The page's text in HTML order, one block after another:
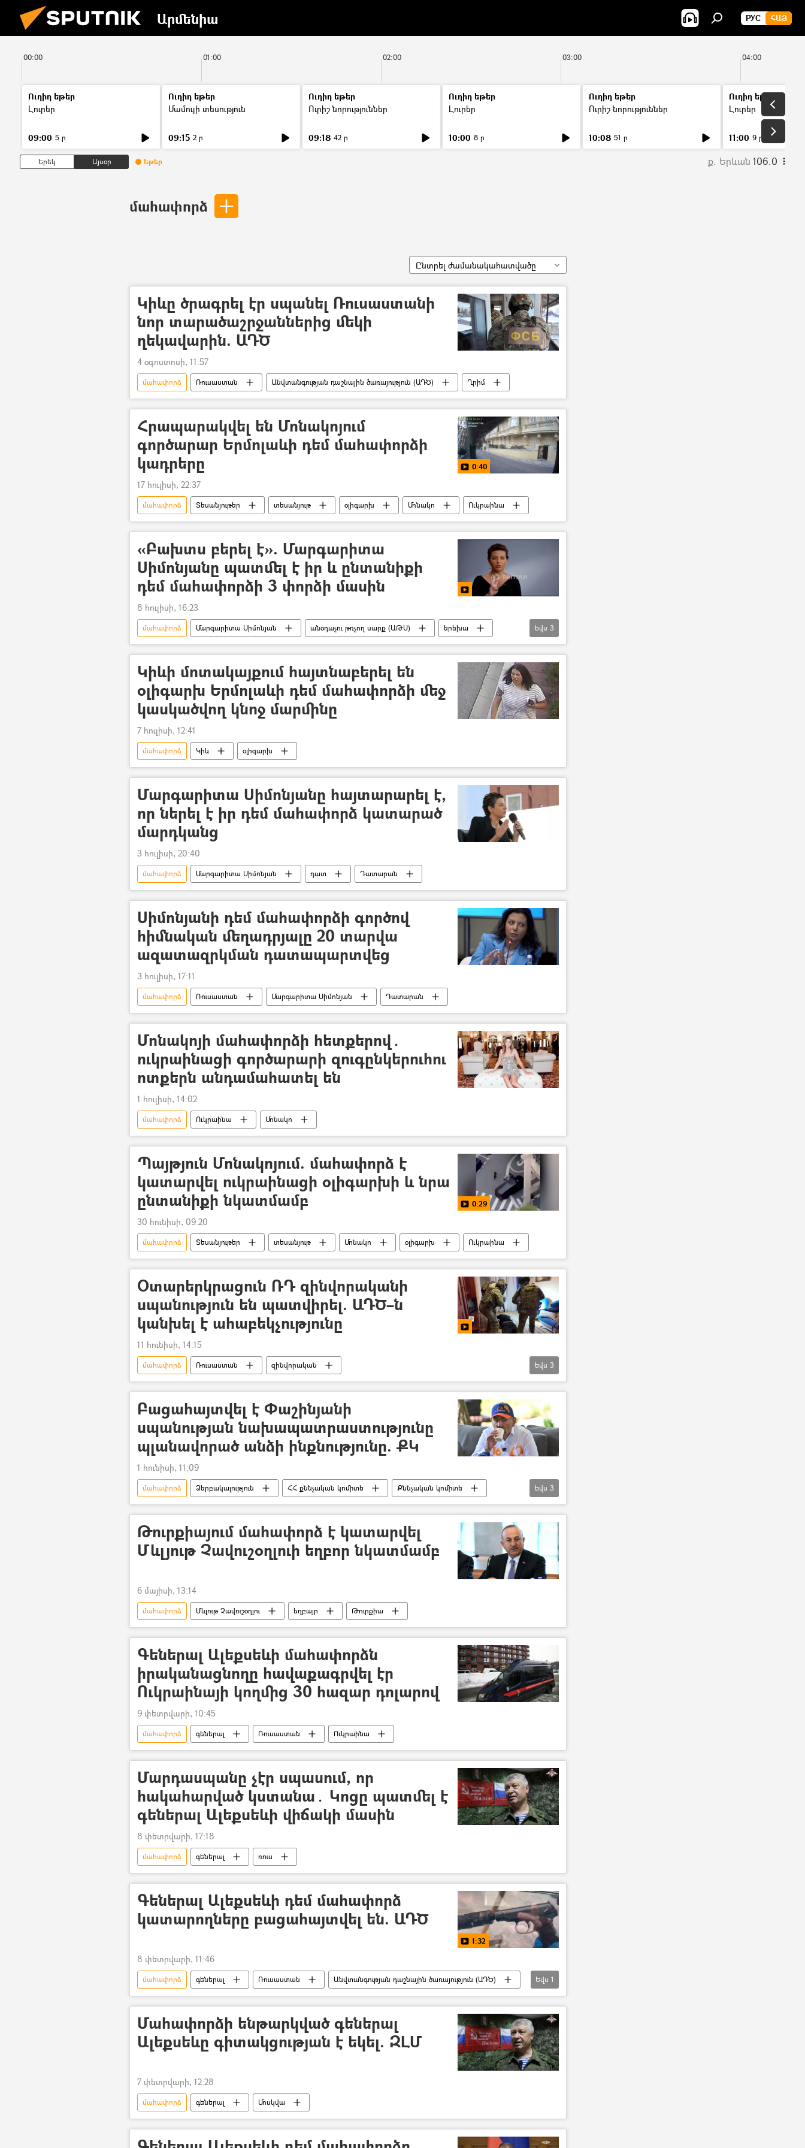
Արմենիա РУС ՀԱՅ
00:00 01:00 02:00 03:00 04:00
Ուղիղ եթեր
Լուրեր
09:00 5 ր
Ուղիղ եթեր
Մամուլի տեսություն
09:15 2 ր
Ուղիղ եթեր
Ուրիշ նորություններ
09:18 42 ր
Ուղիղ եթեր
Լուրեր
10:00 8 ր
Ուղիղ եթեր
Ուրիշ նորություններ
10:08 51 ր
Ուղիղ եթեր
Լուրեր
11:00 9 ր
Երեկ Այսօր Եթեր ք. Երևան 106.0
մահափորձ
Ընտրել ժամանակահատվածը
Կիևը ծրագրել էր սպանել Ռուսաստանի
նոր տարածաշրջաններից մեկի
ղեկավարին. ԱԴԾ
4 օգոստոսի, 11:57
մահափորձ Ռուսաստան Անվտանգության դաշնային ծառայություն (ԱԴԾ) Ղրիմ
Հրապարակվել են Մոնակոյում
գործարար Երմոլաևի դեմ մահափորձի
կադրերը
0:40
17 հուլիսի, 22:37
մահափորձ Տեսանյութեր տեսանյութ օլիգարխ Մոնակո Ուկրաինա
«Բախտս բերել է». Մարգարիտա
Սիմոնյանը պատմել է իր և ընտանիքի
դեմ մահափորձի 3 փորձի մասին
8 հուլիսի, 16:23
մահափորձ Մարգարիտա Սիմոնյան անօդաչու թռչող սարք (ԱԹՍ)
երեխա
տեսանյութ
Տեսանյութեր Ուկրաինա
Եվս 3
Կիևի մոտակայքում հայտնաբերել են
օլիգարխ Երմոլաևի դեմ մահափորձի մեջ
կասկածվող կնոջ մարմինը
7 հուլիսի, 12:41
մահափորձ Կիև օլիգարխ
Մարգարիտա Սիմոնյանը հայտարարել է,
որ ներել է իր դեմ մահափորձ կատարած
մարդկանց
3 հուլիսի, 20:40
մահափորձ Մարգարիտա Սիմոնյան դատ Դատարան
Սիմոնյանի դեմ մահափորձի գործով
հիմնական մեղադրյալը 20 տարվա
ազատազրկման դատապարտվեց
3 հուլիսի, 17:11
մահափորձ Ռուսաստան Մարգարիտա Սիմոնյան Դատարան
Մոնակոյի մահափորձի հետքերով․
ուկրաինացի գործարարի զուգընկերուհու
ոտքերն անդամահատել են
1 հուլիսի, 14:02
մահափորձ Ուկրաինա Մոնակո
Պայթյուն Մոնակոյում. մահափորձ է
կատարվել ուկրաինացի օլիգարխի և նրա
ընտանիքի նկատմամբ
0:29
30 հունիսի, 09:20
մահափորձ Տեսանյութեր տեսանյութ Մոնակո օլիգարխ Ուկրաինա
Օտարերկրացուն ՌԴ զինվորականի
սպանություն են պատվիրել. ԱԴԾ–ն
կանխել է ահաբեկչությունը
11 հունիսի, 14:15
մահափորձ Ռուսաստան
զինվորական
Անվտանգության դաշնային ծառայություն (ԱԴԾ)
տեսանյութ Տեսանյութեր
Եվս 3
Բացահայտվել է Փաշինյանի
սպանության նախապատրաստությունը
պլանավորած անձի ինքնությունը. ՔԿ
1 հունիսի, 11:09
մահափորձ Ձերբակալություն ՀՀ քննչական կոմիտե
Քննչական կոմիտե
Նիկոլ Փաշինյան
Սպանություն քարոզարշավ
Եվս 3
Թուրքիայում մահափորձ է կատարվել
Մևլյութ Չավուշօղլուի եղբոր նկատմամբ
6 մայիսի, 13:14
մահափորձ Մևլութ Չավուշօղլու եղբայր Թուրքիա
Գեներալ Ալեքսեևի մահափորձն
իրականացնողը հավաքագրվել էր
Ուկրաինայի կողմից 30 հազար դոլարով
9 փետրվարի, 10:45
մահափորձ գեներալ Ռուսաստան Ուկրաինա
Մարդասպանը չէր սպասում, որ
հակահարված կստանա․ Կոցը պատմել է
գեներալ Ալեքսեևի վիճակի մասին
8 փետրվարի, 17:18
մահափորձ գեներալ ռուս
Գեներալ Ալեքսեևի դեմ մահափորձ
կատարողները բացահայտվել են. ԱԴԾ
1:32
8 փետրվարի, 11:46
մահափորձ գեներալ Ռուսաստան
Անվտանգության դաշնային ծառայություն (ԱԴԾ)
Տեսանյութեր
Եվս 1
Մահափորձի ենթարկված գեներալ
Ալեքսեևը գիտակցության է եկել. ԶԼՄ
7 փետրվարի, 12:28
մահափորձ գեներալ Մոսկվա